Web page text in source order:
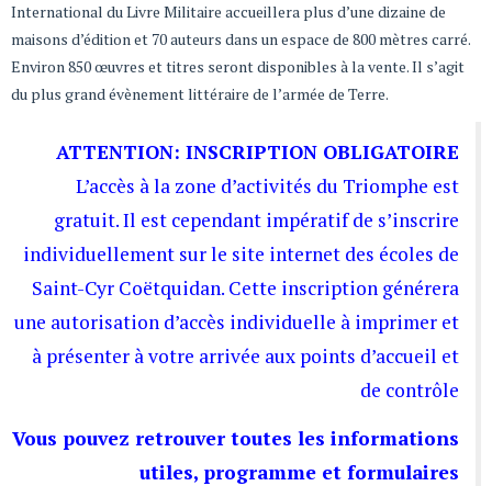
International du Livre Militaire accueillera plus d’une dizaine de
maisons d’édition et 70 auteurs dans un espace de 800 mètres carré.
Environ 850 œuvres et titres seront disponibles à la vente. Il s’agit
du plus grand évènement littéraire de l’armée de Terre.
ATTENTION: INSCRIPTION OBLIGATOIRE
L’accès à la zone d’activités du Triomphe est
gratuit. Il est cependant impératif de s’inscrire
individuellement sur le site internet des écoles de
Saint-Cyr Coëtquidan. Cette inscription générera
une autorisation d’accès individuelle à imprimer et
à présenter à votre arrivée aux points d’accueil et
de contrôle
Vous pouvez retrouver toutes les informations
utiles, programme et formulaires